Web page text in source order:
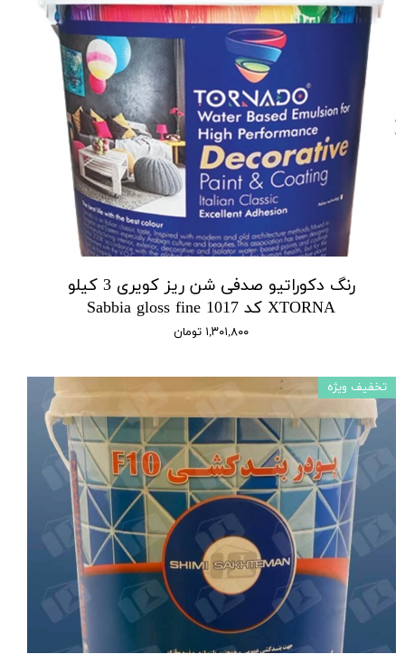
رنگ دکوراتیو صدفی شن ریز کویری 3 کیلو
XTORNA کد 1017 Sabbia gloss fine
۱,۳۰۱,۸۰۰ تومان
تخفیف ویژه